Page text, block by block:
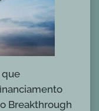
que
Breakthrough